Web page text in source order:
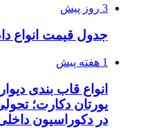
3 روز پیش
جدول قیمت انواع
1 هفته پیش
انواع قاب بندی
یورتان دکارت؛
در دکوراسیون